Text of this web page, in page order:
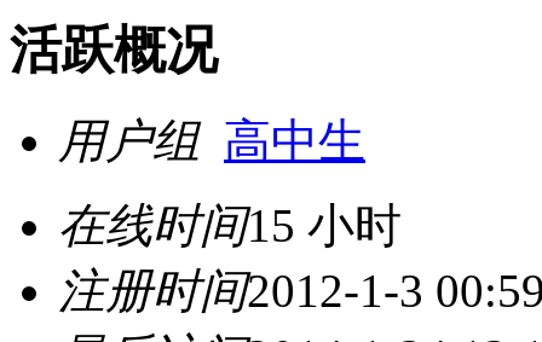
活跃概况
用户组 高中生
在线时间15 小时
注册时间2012-1-3